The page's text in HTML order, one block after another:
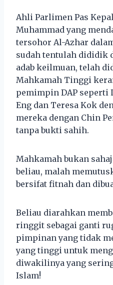
Ahli Parlimen Pas
Muhammad yang
tersohor Al-Azhar
sudah tentulah dididik
adab keilmuan, telah
Mahkamah Tinggi
pemimpin DAP seperti
Eng dan Teresa Kok
mereka dengan Chin
tanpa bukti sahih.
Mahkamah bukan
beliau, malah
bersifat fitnah dan
Beliau diarahkan
ringgit sebagai ganti
pimpinan yang tidak
yang tinggi untuk
diwakilinya yang
Islam!